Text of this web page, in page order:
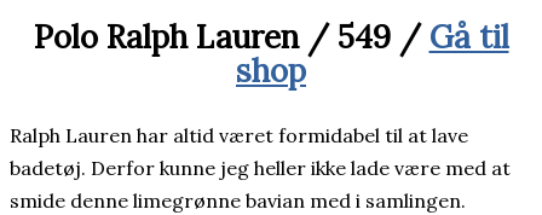
Polo Ralph Lauren / 549 / Gå til
shop
Ralph Lauren har altid været formidabel til at lave
badetøj. Derfor kunne jeg heller ikke lade være med at
smide denne limegrønne bavian med i samlingen.